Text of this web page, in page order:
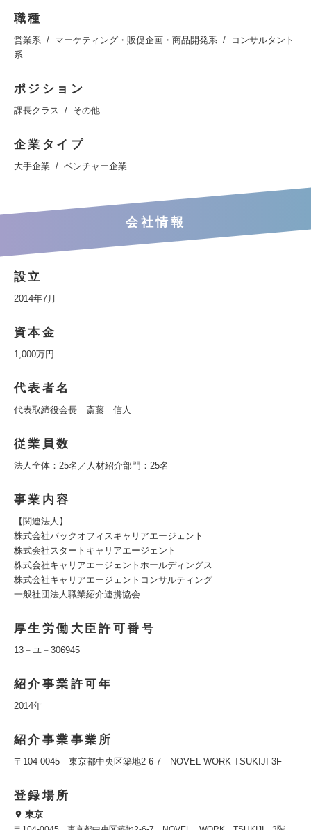
職種
営業系 マーケティング・販促企画・商品開発系
コンサルタント
系
ポジション
課長クラス その他
企業タイプ
大手企業 ベンチャー企業
会社情報
設立
2014年7月
資本金
1,000万円
代表者名
代表取締役会長 斎藤 信人
従業員数
法人全体：25名／人材紹介部門：25名
事業内容
【関連法人】
株式会社バックオフィスキャリアエージェント
株式会社スタートキャリアエージェント
株式会社キャリアエージェントホールディングス
株式会社キャリアエージェントコンサルティング
一般社団法人職業紹介連携協会
厚生労働大臣許可番号
13－ユ－306945
紹介事業許可年
2014年
紹介事業事業所
〒104-0045 東京都中央区築地2-6-7 NOVEL WORK TSUKIJI 3F
登録場所
東京